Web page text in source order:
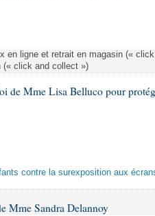
lois
en ligne et retrait en magasin («
(« click and collect »)
de Mme Lisa Belluco pour
contre la surexposition aux
Mme Sandra Delannoy